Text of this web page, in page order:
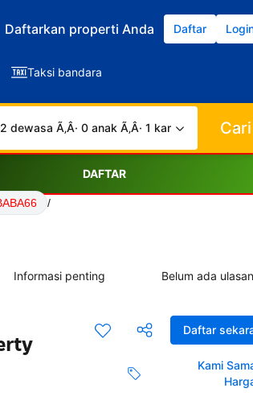
Daftarkan properti Anda Daftar
Taksi bandara
2 dewasa Ã‚Â· 0 anak Ã‚Â· 1 kamar Cari
DAFTAR
/
Informasi penting Belum ada ulasan
Daftar
Kami